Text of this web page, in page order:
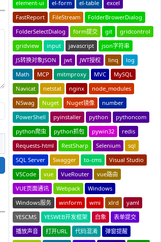
element-ui
el-form el-table
excel
FastReport
FileStream
FolderBrowerDialog
FolderSelectDialog
form提交 git
gridcontrol
gridview
input javascript
json字符串
JS转换对象JSON
jwt JWT授权 linq
log
Math
MCP mitmproxy MVC
MySQL
Navicat
netstat nginx
node_modules
NSwag
Nuget Nuget镜像
number
PowerShell
pyinstaller python
pythoncom
python爬虫
python抓包 pywin32
redis
Requests-html
RestSharp Selenium
sql
SQL Server
Swagger to-cms
Visual Studio
VSCode
vue VueRouter
vue路由
VUE页面通讯
Webpack
Windows
Windows服务
winform wmi xlrd
yaml
YESCMS
YESWEB开发框架 白象
表单提交
播放声音
打开URL 代码混淆
弹窗提醒